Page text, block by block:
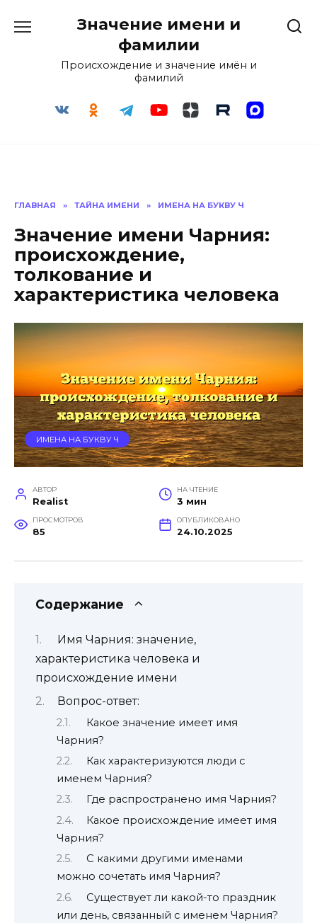
Значение имени и
фамилии
Происхождение и значение имён и
фамилий
ГЛАВНАЯ » ТАЙНА ИМЕНИ » ИМЕНА НА БУКВУ Ч
Значение имени Чарния:
происхождение,
толкование и
характеристика человека
ИМЕНА НА БУКВУ Ч
АВТОР
Realist
НА ЧТЕНИЕ
3 мин
ПРОСМОТРОВ
85
ОПУБЛИКОВАНО
24.10.2025
Содержание
Имя Чарния: значение,
характеристика человека и
происхождение имени
Вопрос-ответ:
Какое значение имеет имя
Чарния?
Как характеризуются люди с
именем Чарния?
Где распространено имя Чарния?
Какое происхождение имеет имя
Чарния?
С какими другими именами
можно сочетать имя Чарния?
Существует ли какой-то праздник
или день, связанный с именем Чарния?